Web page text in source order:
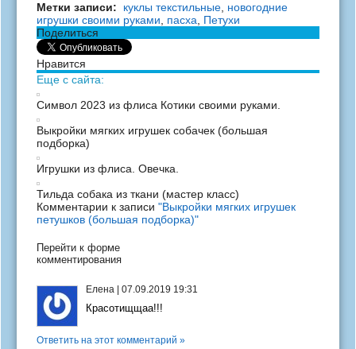
Метки записи: куклы текстильные новогодние
игрушки своими руками
пасха
Петухи
Поделиться
Нравится
Еще с сайта:
Символ 2023 из флиса Котики своими руками.
Выкройки мягких игрушек собачек (большая
подборка)
Игрушки из флиса. Овечка.
Тильда собака из ткани (мастер класс)
Комментарии к записи "Выкройки мягких игрушек
петушков (большая подборка)"
Перейти к форме
комментирования
Елена 07.09.2019 19:31
Красотищщаа!!!
Ответить на этот комментарий »